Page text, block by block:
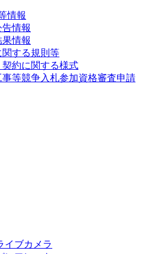
情報
告情報
果情報
関する規則等
契約に関する様式
事等競争入札参加資格審査申請
イブカメラ